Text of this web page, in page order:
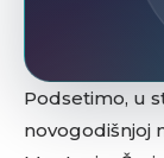
Podsetimo, u
novogodišnjoj